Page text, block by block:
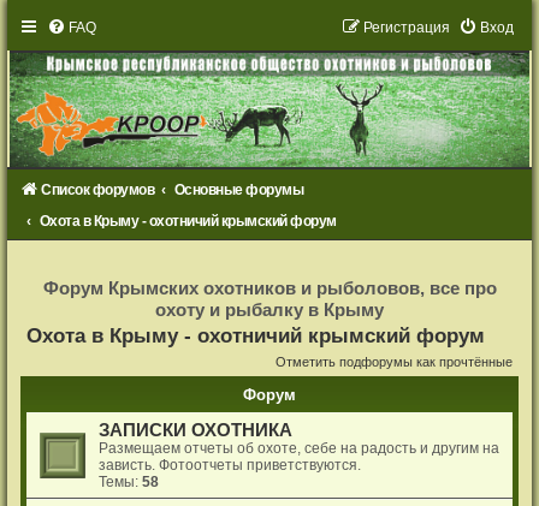
FAQ Вход
Регистрация
Список форумов
Основные форумы
Охота в Крыму - охотничий крымский форум
с
т
я
Форум Крымских охотников и рыболовов, все про
охоту и рыбалку в Крыму
Охота в Крыму - охотничий крымский форум
Отметить подфорумы как прочтённые
Форум
ЗАПИСКИ ОХОТНИКА
Размещаем отчеты об охоте, себе на радость и другим на
зависть. Фотоотчеты приветствуются.
Темы:58